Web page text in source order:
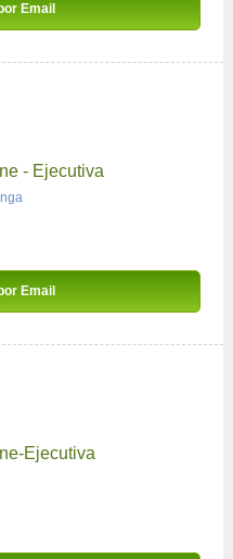
Email
- Ejecutiva
Email
Ejecutiva